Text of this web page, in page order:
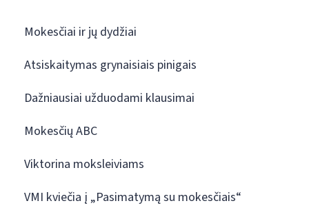
Mokesčiai ir jų dydžiai
Atsiskaitymas grynaisiais pinigais
Dažniausiai užduodami klausimai
Mokesčių ABC
Viktorina moksleiviams
VMI kviečia į „Pasimatymą su mokesčiais“